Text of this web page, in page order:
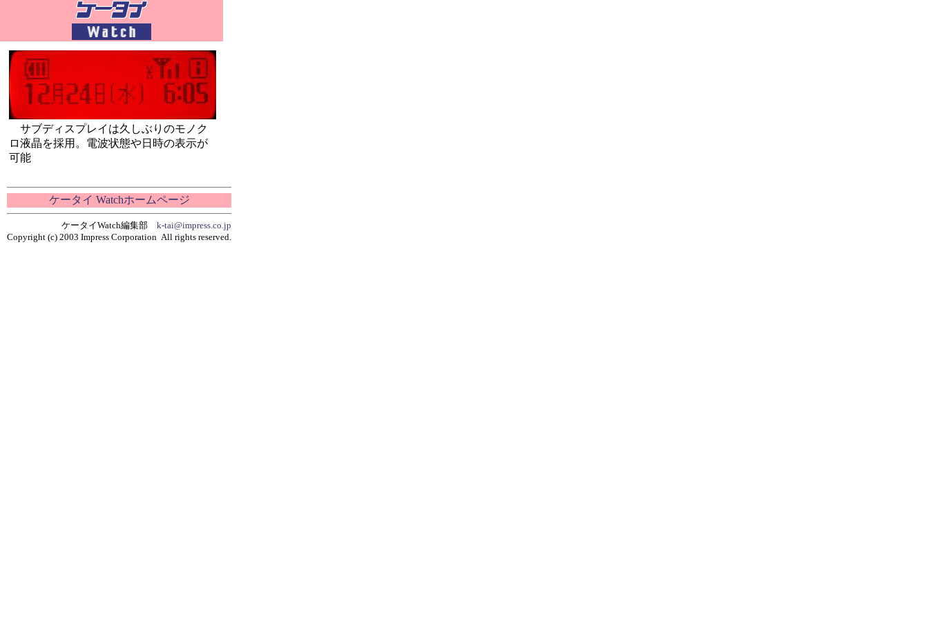
サブディスプレイは久しぶりのモノク
ロ液晶を採用。電波状態や日時の表示が
可能
ケータイ Watchホームページ
ケータイWatch編集部 k-tai@impress.co.jp
Copyright (c) 2003 Impress Corporation All rights reserved.